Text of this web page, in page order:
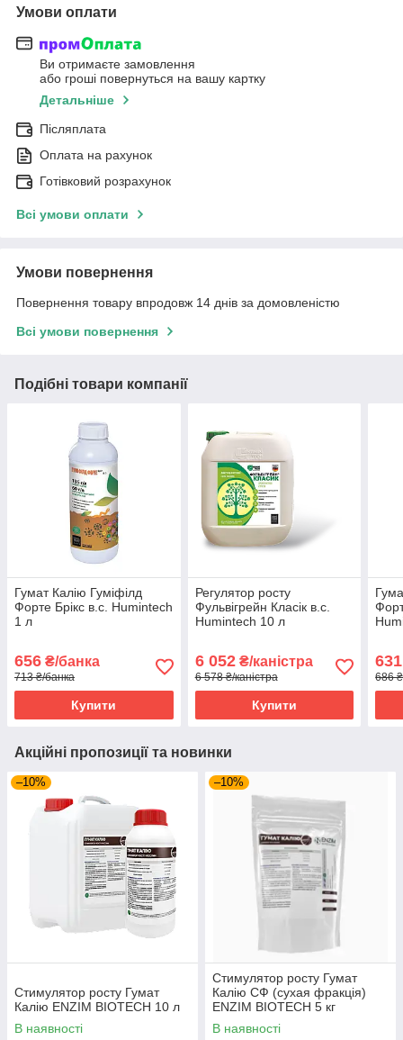
Умови оплати
Ви отримаєте замовлення
або гроші повернуться на вашу картку
Детальніше
Післяплата
Оплата на рахунок
Готівковий розрахунок
Всі умови оплати
Умови повернення
Повернення товару впродовж 14 днів за домовленістю
Всі умови повернення
Подібні товари компанії
Гумат Калію Гуміфілд
Форте Брікс в.с. Humintech
1 л
656 ₴/банка
713 ₴/банка
Купити
Регулятор росту
Фульвігрейн Класік в.с.
Humintech 10 л
6 052₴/каністра
6 578 ₴/каністра
Купити
631
686
Акційні пропозиції та новинки
–10%
Стимулятор росту Гумат
Калію ENZIM BIOTECH 10 л
В наявності
–10%
Стимулятор росту Гумат
Калію СФ (сухая фракція)
ENZIM BIOTECH 5 кг
В наявності